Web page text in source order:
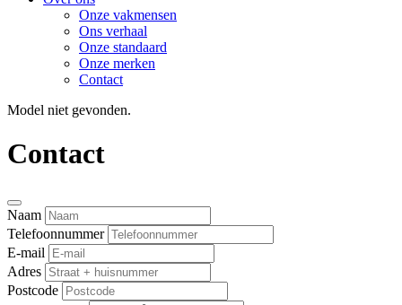
Onze vakmensen
Ons verhaal
Onze standaard
Onze merken
Contact
Model niet gevonden.
Contact
Naam
Telefoonnummer
E-mail
Adres
Postcode